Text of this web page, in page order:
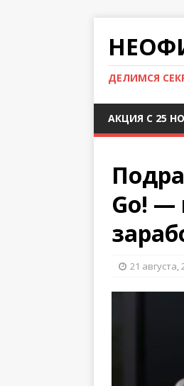
ДЕЛИМСЯ
АКЦИЯ С 25
Go! —
21 августа,